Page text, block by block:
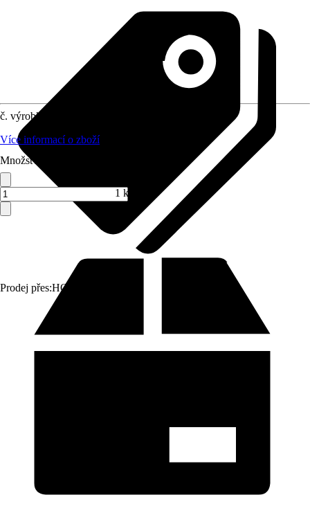
Prodej přes:HORNBACH
č. výrobku
Více informací o zboží
Množství (ks)
1 ks